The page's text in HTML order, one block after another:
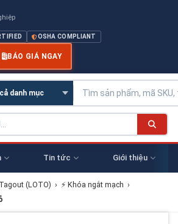
OSHA COMPLIANT
BÁO GIÁ NGAY
Tin tức Giới thiệu
(LOTO) › ⚡ Khóa ngắt mạch ›